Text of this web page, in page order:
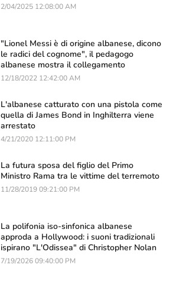
2/04/2025 12:08:00 AM
"Lionel Messi è di origine albanese, dicono
le radici del cognome", il pedagogo
albanese mostra il collegamento
12/18/2022 12:42:00 AM
L'albanese catturato con una pistola come
quella di James Bond in Inghilterra viene
arrestato
4/21/2020 12:11:00 PM
La futura sposa del figlio del Primo
Ministro Rama tra le vittime del terremoto
11/28/2019 09:21:00 PM
La polifonia iso-sinfonica albanese
approda a Hollywood: i suoni tradizionali
ispirano "L'Odissea" di Christopher Nolan
7/19/2026 09:40:00 PM